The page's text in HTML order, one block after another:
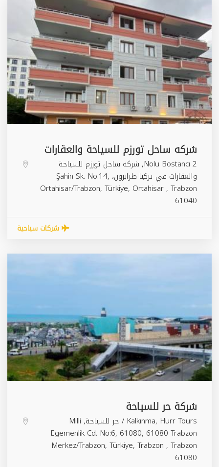
شركه ساحل تورزم للسياحة والعقارات
2 Nolu Bostancı, شركه ساحل تورزم للسياحة
والعقارات في تركيا طرابزون، Şahin Sk. No:14,
Ortahisar/Trabzon, Türkiye, Ortahisar, Trabzon
61040
شركات سياحية
شركة حر للسياحة
Kalkınma, Hurr Tours / حر للسياحة, Milli
Egemenlik Cd. No:6, 61080, 61080 Trabzon
Merkez/Trabzon, Türkiye, Trabzon , Trabzon
61080